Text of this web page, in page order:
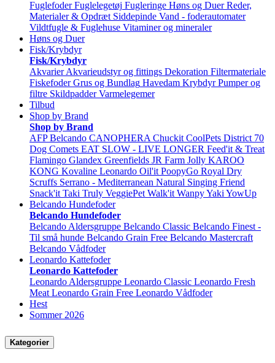
Fuglefoder Fuglelegetøj Fugleringe Høns og Duer Reder,
Materialer & Opdræt Siddepinde Vand - foderautomater
Vildtfugle & Fuglehuse Vitaminer og mineraler
Høns og Duer
Fisk/Krybdyr
Fisk/Krybdyr
Akvarier Akvarieudstyr og fittings Dekoration Filtermateriale
Fiskefoder Grus og Bundlag Havedam Krybdyr Pumper og
filtre Skildpadder Varmelegemer
Tilbud
Shop by Brand
Shop by Brand
AFP Belcando CANOPHERA Chuckit CoolPets District 70
Dog Comets EAT SLOW - LIVE LONGER Feed'it & Treat
Flamingo Glandex Greenfields JR Farm Jolly KAROO
KONG Kovaline Leonardo Oil'it PoopyGo Royal Dry
Scruffs Serrano - Mediterranean Natural Singing Friend
Snack'it Taki Truly VeggiePet Walk'it WanpyYaki YowUp
Belcando Hundefoder
Belcando Hundefoder
Belcando Aldersgruppe Belcando Classic Belcando Finest -
Til små hunde Belcando Grain Free Belcando Mastercraft
Belcando Vådfoder
Leonardo Kattefoder
Leonardo Kattefoder
Leonardo Aldersgruppe Leonardo Classic Leonardo Fresh
Meat Leonardo Grain Free Leonardo Vådfoder
Hest
Sommer 2026
Kategorier